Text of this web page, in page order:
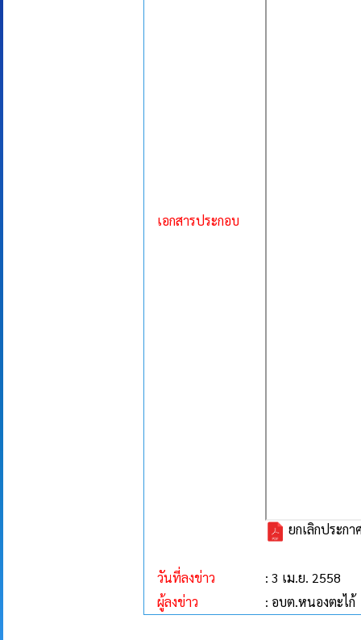
เอกสารประกอบ
ยกเลิกประก
วันที่ลงข่าว
: 3 เม.ย. 2558
ผู้ลงข่าว
: อบต.หนองตะไก้